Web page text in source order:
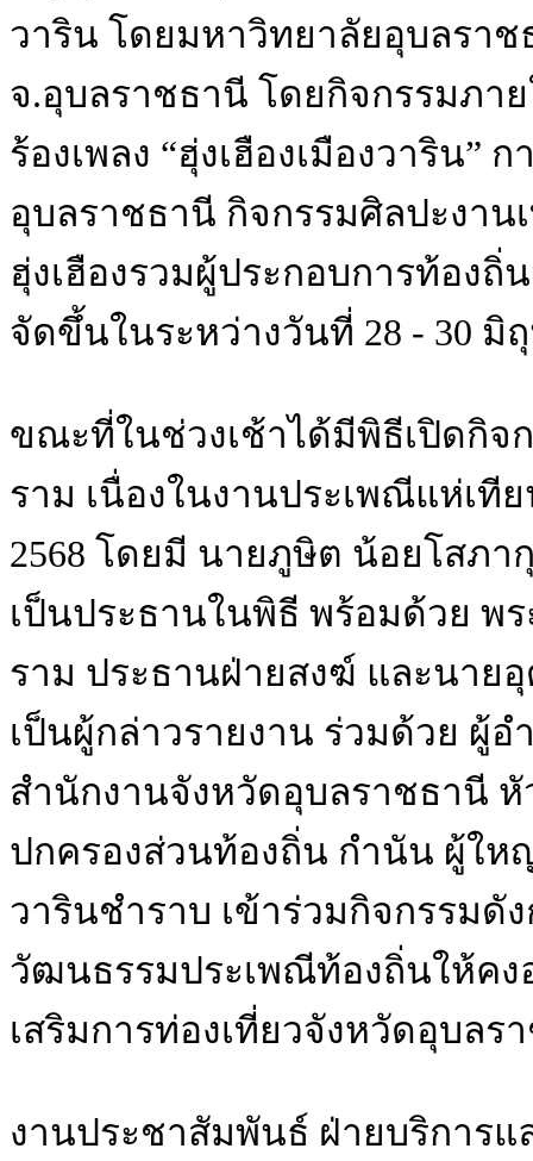
วาริน โดยมหาวิทยาลัยอุบลรา
จ.อุบลราชธานี โดยกิจกรรมภา
ร้องเพลง “ฮุ่งเฮืองเมืองวาริน”
อุบลราชธานี กิจกรรมศิลปะงา
ฮุ่งเฮืองรวมผู้ประกอบการท้อง
จัดขึ้นในระหว่างวันที่ 28 - 30 มิถุ
ขณะที่ในช่วงเช้าได้มีพิธีเปิดกิจ
ราม เนื่องในงานประเพณีแห่เที
2568 โดยมี นายภูษิต น้อยโสภา
เป็นประธานในพิธี พร้อมด้วย พ
ราม ประธานฝ่ายสงฆ์ และนาย
เป็นผู้กล่าวรายงาน ร่วมด้วย ผู้อ
สำนักงานจังหวัดอุบลราชธานี
ปกครองส่วนท้องถิ่น กำนัน ผู้ให
วารินชำราบ เข้าร่วมกิจกรรมดั
วัฒนธรรมประเพณีท้องถิ่นให้คง
เสริมการท่องเที่ยวจังหวัดอุบลร
งานประชาสัมพันธ์ ฝ่ายบริการแ